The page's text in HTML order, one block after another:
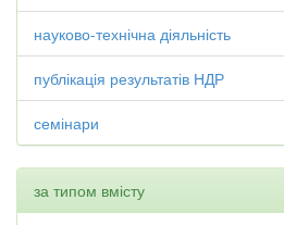
науково-технічна діяльність
публікація результатів НДР
семінари
за типом вмісту